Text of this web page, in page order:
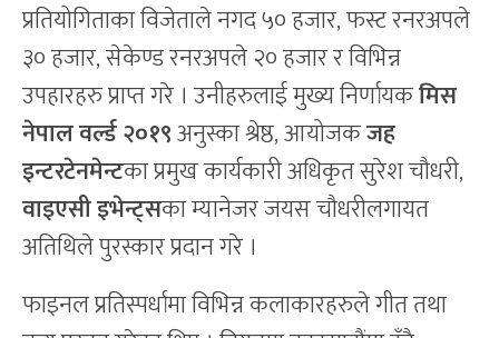
प्रतियोगिताका विजेताले नगद ५० हजार, फस्ट रनरअपले
३० हजार, सेकेण्ड रनरअपले २० हजार र विभिन्न
उपहारहरु प्राप्त गरे । उनीहरुलाई मुख्य निर्णायकमिस
नेपाल वर्ल्ड २०१९अनुस्का श्रेष्ठ, आयोजकजह
इन्टरटेनमेन्टका प्रमुख कार्यकारी अधिकृत सुरेश चौधरी,
वाइएसी इभेन्ट्सका म्यानेजर जयस चौधरीलगायत
अतिथिले पुरस्कार प्रदान गरे ।
फाइनल प्रतिस्पर्धामा विभिन्न कलाकारहरुले गीत तथा